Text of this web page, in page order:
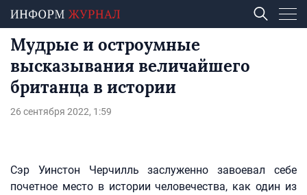
Мудрые и остроумные
высказывания величайшего
британца в истории
26 сентября 2022, 1:59
Сэр Уинстон Черчилль заслуженно завоевал себе
почетное место в истории человечества, как один из